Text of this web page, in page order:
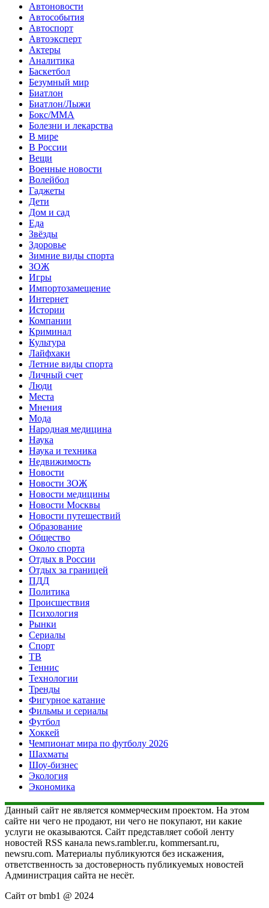
Автоновости
Автособытия
Автоспорт
Автоэксперт
Актеры
Аналитика
Баскетбол
Безумный мир
Биатлон
Биатлон/Лыжи
Бокс/MMA
Болезни и лекарства
В мире
В России
Вещи
Военные новости
Волейбол
Гаджеты
Дети
Дом и сад
Еда
Звёзды
Здоровье
Зимние виды спорта
ЗОЖ
Игры
Импортозамещение
Интернет
Истории
Компании
Криминал
Культура
Лайфхаки
Летние виды спорта
Личный счет
Люди
Места
Мнения
Мода
Народная медицина
Наука
Наука и техника
Недвижимость
Новости
Новости ЗОЖ
Новости медицины
Новости Москвы
Новости путешествий
Образование
Общество
Около спорта
Отдых в России
Отдых за границей
ПДД
Политика
Происшествия
Психология
Рынки
Сериалы
Спорт
ТВ
Теннис
Технологии
Тренды
Фигурное катание
Фильмы и сериалы
Футбол
Хоккей
Чемпионат мира по футболу 2026
Шахматы
Шоу-бизнес
Экология
Экономика
Данный сайт не является коммерческим проектом. На этом
сайте ни чего не продают, ни чего не покупают, ни какие
услуги не оказываются. Сайт представляет собой ленту
новостей RSS канала news.rambler.ru, kommersant.ru,
newsru.com. Материалы публикуются без искажения,
ответственность за достоверность публикуемых новостей
Администрация сайта не несёт.
Сайт от bmb1 @ 2024